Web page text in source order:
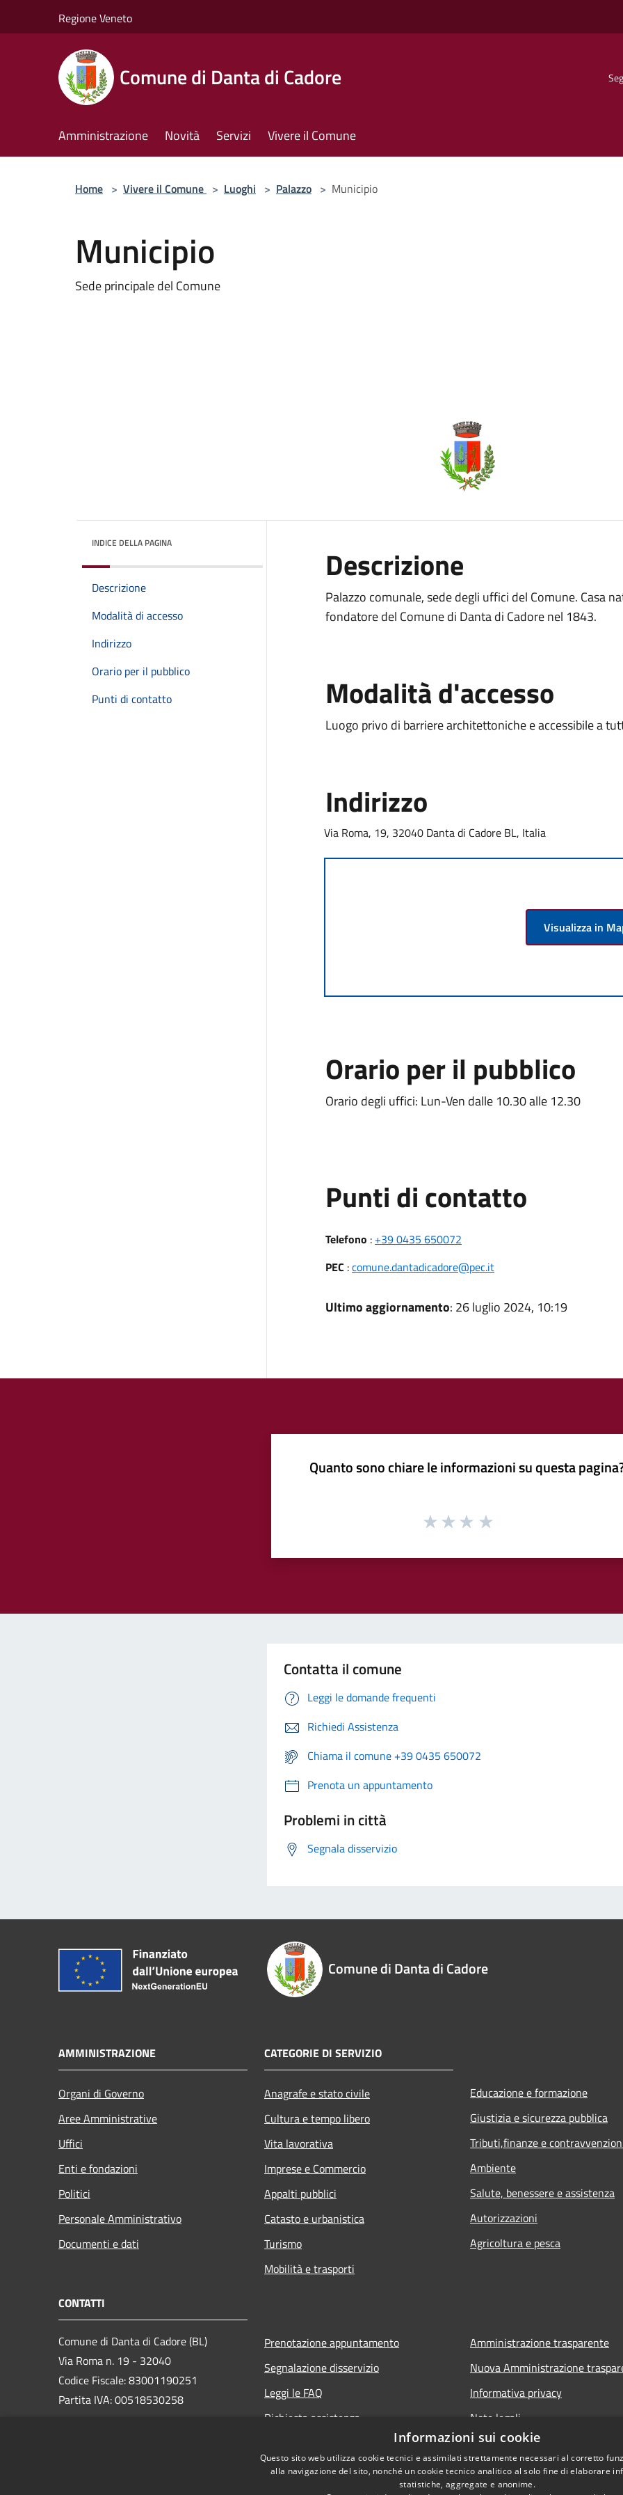
Regione Veneto
Comune di Danta di Cadore
Amministrazione Novità Servizi Vivere il Comune
Home > Vivere il Comune > Luoghi > Palazzo > Municipio
Municipio
Sede principale del Comune
INDICE DELLA PAGINA
Descrizione
Modalità di accesso
Indirizzo
Orario per il pubblico
Punti di contatto
Descrizione
Palazzo comunale, sede degli uffici del Comune. Casa
fondatore del Comune di Danta di Cadore nel 1843.
Modalità d'accesso
Luogo privo di barriere architettoniche e accessibile a
Indirizzo
Via Roma, 19, 32040 Danta di Cadore BL, Italia
Visualizza in
Orario per il pubblico
Orario degli uffici: Lun-Ven dalle 10.30 alle 12.30
Punti di contatto
Telefono : +39 0435 650072
PEC :comune.dantadicadore@pec.it
Ultimo aggiornamento: 26 luglio 2024, 10:19
Quanto sono chiare le informazioni su questa
Contatta il comune
Leggi le domande frequenti
Richiedi Assistenza
Chiama il comune +39 0435 650072
Prenota un appuntamento
Problemi in città
Segnala disservizio
Comune di Danta di Cadore
AMMINISTRAZIONE
Organi di Governo
Aree Amministrative
Uffici
Enti e fondazioni
Politici
Personale Amministrativo
Documenti e dati
CATEGORIE DI SERVIZIO
Anagrafe e stato civile
Cultura e tempo libero
Vita lavorativa
Imprese e Commercio
Appalti pubblici
Catasto e urbanistica
Turismo
Mobilità e trasporti
Educazione e formazione
Giustizia e sicurezza pubblica
Tributi,finanze e
Ambiente
Salute, benessere e assistenza
Autorizzazioni
Agricoltura e pesca
CONTATTI
Comune di Danta di Cadore (BL)
Via Roma n. 19 - 32040
Codice Fiscale: 83001190251
Partita IVA: 00518530258
Prenotazione appuntamento
Segnalazione disservizio
Leggi le FAQ
Richiesta assistenza
Amministrazione trasparente
Nuova Amministrazione
Informativa privacy
Note legali
Dichiarazione di accessibilità
Informazioni sui cookie
Questo sito web utilizza cookie tecnici e assimilati strettamente necessari al corretto
alla navigazione del sito, nonché un cookie tecnico analitico al solo fine di elaborare
statistiche, aggregate e anonime.